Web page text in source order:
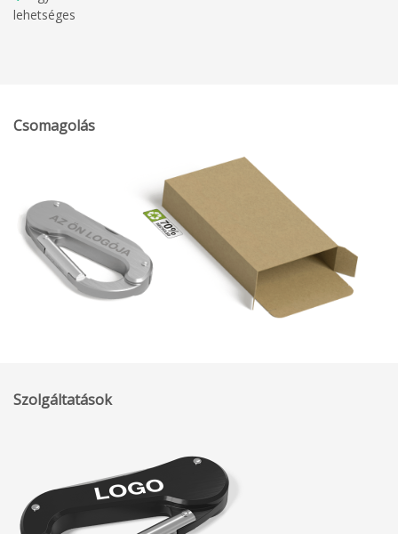
lehetséges
Csomagolás
Szolgáltatások